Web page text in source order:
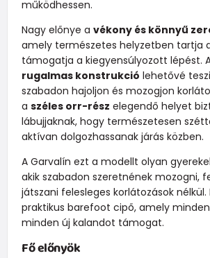
működhessen.
Nagy előnye a vékony és könnyű
amely természetes helyzetben tartja
támogatja a kiegyensúlyozott lépést.
rugalmas konstrukció lehetővé
szabadon hajoljon és mozogjon
a széles orr-rész elegendő helyet
lábujjaknak, hogy természetesen
aktívan dolgozhassanak járás közben.
A Garvalín ezt a modellt olyan
akik szabadon szeretnének mozogni,
játszani felesleges korlátozások nélkül.
praktikus barefoot cipő, amely
minden új kalandot támogat.
Fő előnyök